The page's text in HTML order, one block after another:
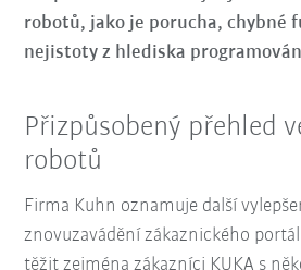
robotů, jako je porucha, chybné
nejistoty z hlediska
Přizpůsobený přehled
robotů
Firma Kuhn oznamuje další
znovuzavádění zákaznického
těžit zejména zákazníci KUKA s